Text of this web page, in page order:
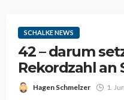
SCHALKE NEWS
42 – darum
Rekordzahl an
Hagen Schmelzer 1.